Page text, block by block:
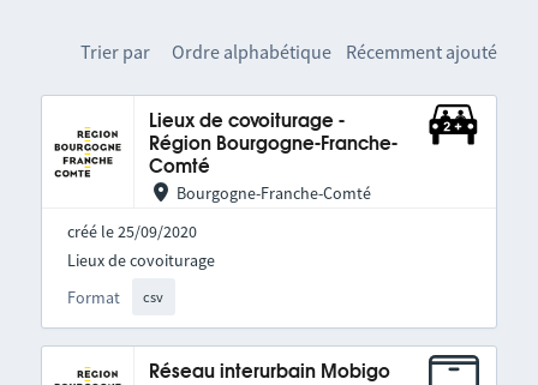
Trier par Ordre alphabétique Récemment ajouté
Lieux de covoiturage -
Région Bourgogne-Franche-
Comté
Bourgogne-Franche-Comté
créé le 25/09/2020
Format csv
Lieux de covoiturage
Réseau interurbain Mobigo